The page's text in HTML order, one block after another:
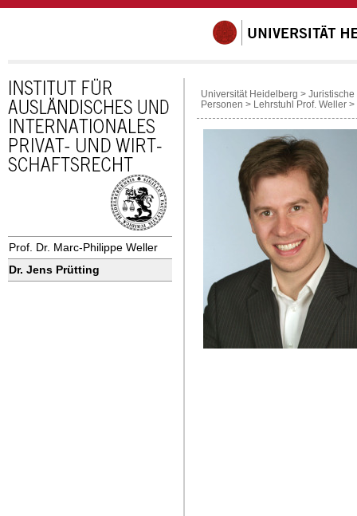
Prof. Dr. Marc-Philippe Weller
Dr. Jens Prütting
Universität Heidelberg > Juristische
Personen > Lehrstuhl Prof. Weller >